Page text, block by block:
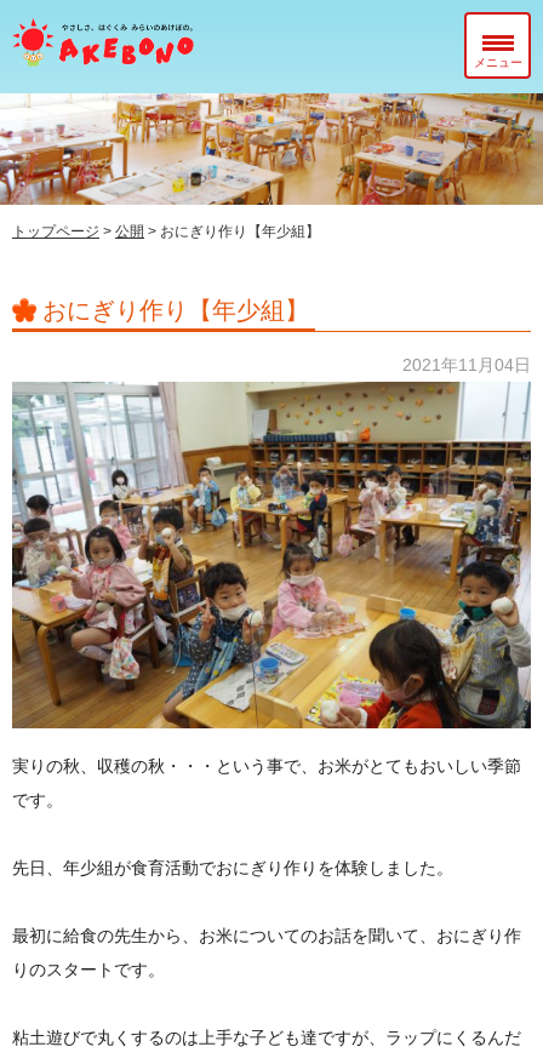
メニュー
当園について
在園児のみなさまへ
入園前のみなさまへ
トップページ > 公開 > おにぎり作り【年少組】
おにぎり作り【年少組】
2021年11月04日
実りの秋、収穫の秋・・・という事で、お米がとてもおいしい季節
です。
先日、年少組が食育活動でおにぎり作りを体験しました。
最初に給食の先生から、お米についてのお話を聞いて、おにぎり作
りのスタートです。
粘土遊びで丸くするのは上手な子ども達ですが、ラップにくるんだ